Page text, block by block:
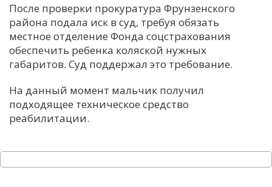
После проверки прокуратура Фрунзенского
района подала иск в суд, требуя обязать
местное отделение Фонда соцстрахования
обеспечить ребенка коляской нужных
габаритов. Суд поддержал это требование.
На данный момент мальчик получил
подходящее техническое средство
реабилитации.